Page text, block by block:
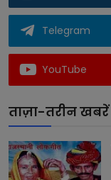
Telegram
YouTube
ताज़ा-तरीन खबरें